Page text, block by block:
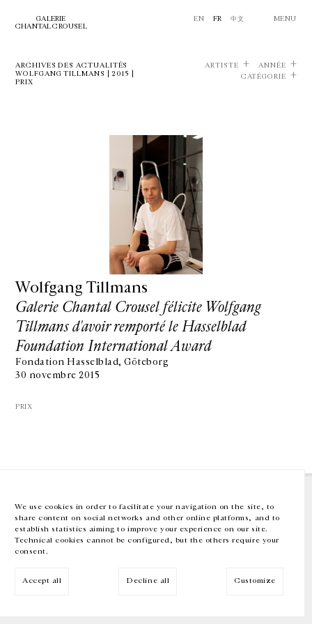
We use cookies in order to facilitate your navigation on the site, to
share content on social networks and other online platforms, and to
establish statistics aiming to improve your experience on our site.
Technical cookies cannot be configured, but the others require your
consent.
Accept all Decline all Customize
GALERIE
CHANTAL CROUSEL
EN FR 中文 MENU
ARCHIVES DES ACTUALITÉS
WOLFGANG TILLMANS | 2015 |
PRIX
ARTISTE
ANNÉE
CATÉGORIE
Wolfgang Tillmans
Galerie Chantal Crousel félicite Wolfgang
Tillmans d'avoir remporté le Hasselblad
Foundation International Award
Fondation Hasselblad, Göteborg
30 novembre 2015
PRIX
GALERIE CHANTAL CROUSEL
10 RUE CHARLOT, 75003 PARIS
T.+33 1 42 77 38 87
HORAIRES D'OUVERTURE
EN FR 中文 Facebook Instagram
Inscrivez-vous à notre newsletter